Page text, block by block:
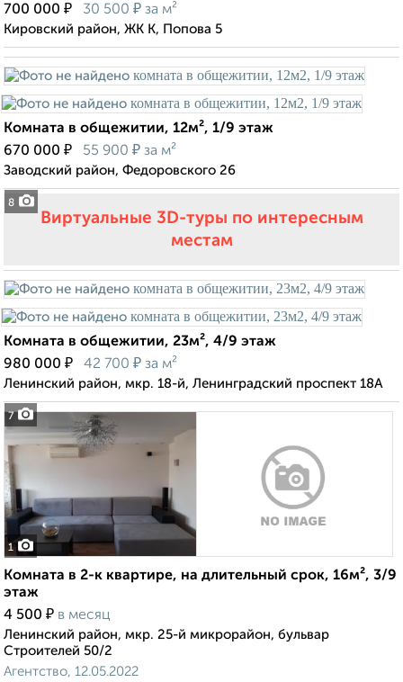
700 000 ₽ 30 500 ₽ за м²
Кировский район, ЖК К, Попова 5
8
Комната в общежитии, 12м², 1/9 этаж
670 000 ₽ 55 900 ₽ за м²
Заводский район, Федоровского 26
Виртуальные 3D-туры по интересным
местам
7
Комната в общежитии, 23м², 4/9 этаж
980 000 ₽ 42 700 ₽ за м²
Ленинский район, мкр. 18-й, Ленинградский проспект 18А
1
Комната в 2-к квартире, на длительный срок, 16м², 3/9
этаж
4 500 ₽ в месяц
Ленинский район, мкр. 25-й микрорайон, бульвар
Строителей 50/2
Агентство, 12.05.2022